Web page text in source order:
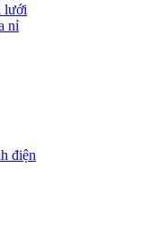
lưới
nỉ
điện